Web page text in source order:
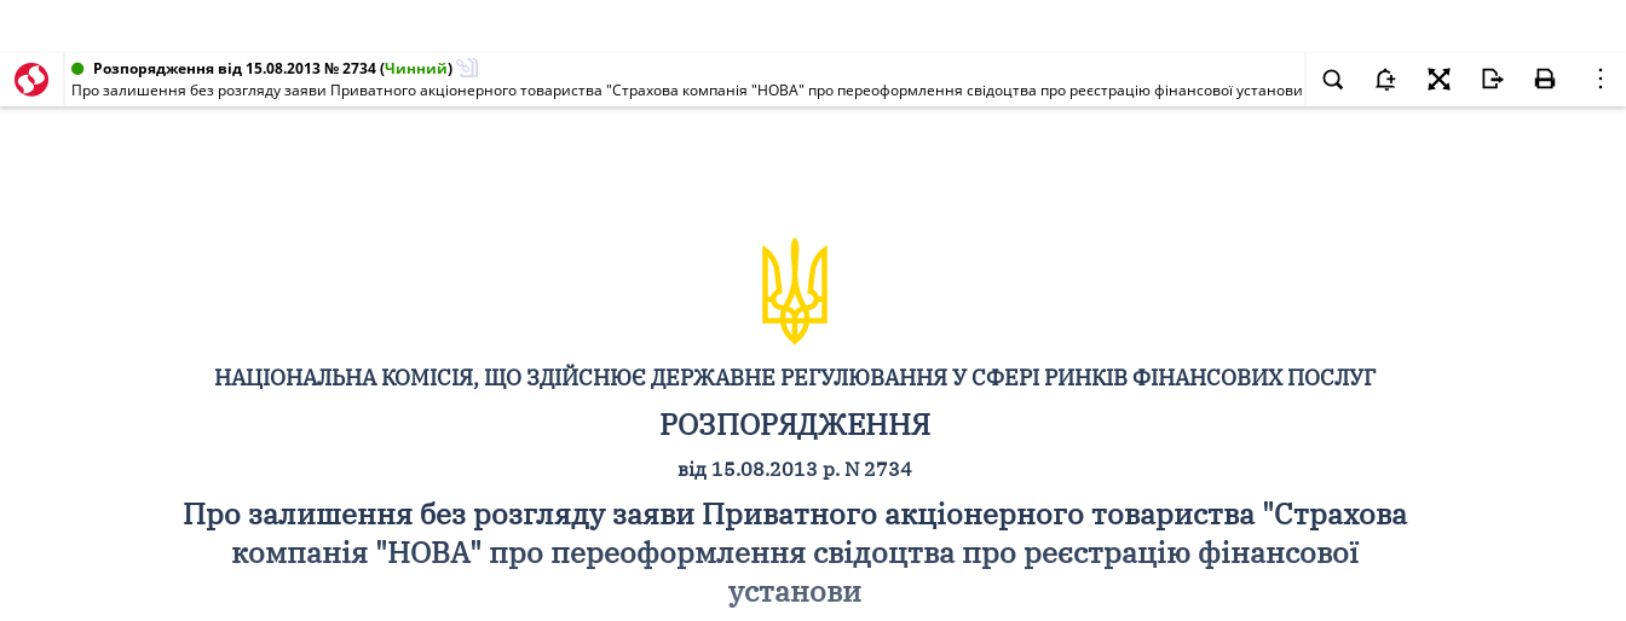
Розпорядження від 15.08.2013 № 2734(Чинний)
Про залишення без розгляду заяви Приватного акціонерного товариства "Страхова компанія "НОВА" про переоформлення свідоцтва про реєстрацію фінансової установи
НАЦІОНАЛЬНА КОМІСІЯ, ЩО ЗДІЙСНЮЄ ДЕРЖАВНЕ РЕГУЛЮВАННЯ У СФЕРІ РИНКІВ ФІНАНСОВИХ ПОСЛУГ
РОЗПОРЯДЖЕННЯ
від 15.08.2013 р. N 2734
Про залишення без розгляду заяви Приватного акціонерного товариства "Страхова
компанія "НОВА" про переоформлення свідоцтва про реєстрацію фінансової
установи